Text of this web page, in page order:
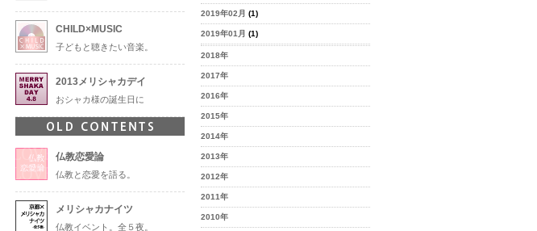
CHILD×MUSIC
子どもと聴きたい音楽。
2013メリシャカデイ
おシャカ様の誕生日に
仏教恋愛論
仏教と恋愛を語る。
メリシャカナイツ
仏教イベント。全５夜。
2019年02月 (1)
2019年01月 (1)
2018年
2017年
2016年
2015年
2014年
2013年
2012年
2011年
2010年